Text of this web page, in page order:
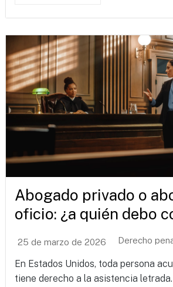
Abogado privado o
oficio: ¿a quién debo
25 de marzo de 2026 Derecho
En Estados Unidos, toda persona
tiene derecho a la asistencia